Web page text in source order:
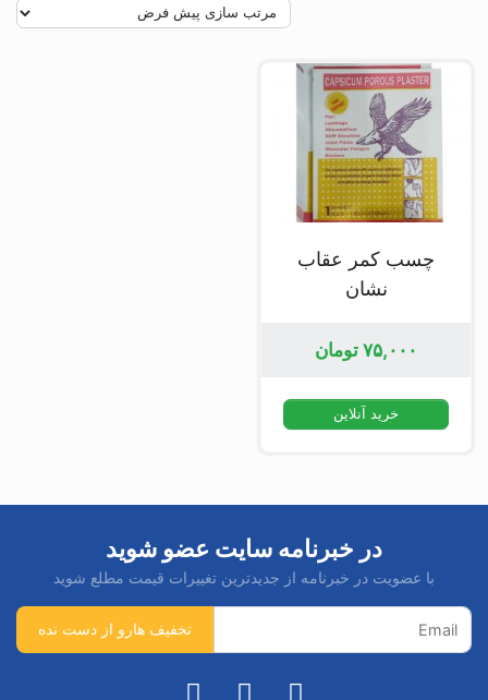
چسب کمر عقاب
نشان
۷۵,۰۰۰تومان
خرید آنلاین
در خبرنامه سایت عضو شوید
با عضویت در خبرنامه از جدیدترین تغییرات قیمت مطلع شوید